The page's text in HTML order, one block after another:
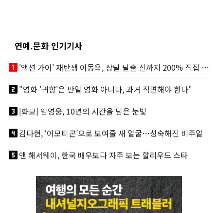
연예.문화 인기기사
looks_one
'액션 가이' 재탄생 이동욱, 상탈 탈출 신까지 200% 직접 소화
looks_two"영화 '귀향'은 반일 영화 아니다, 과거 직면해야 한다"
looks_3[화보] 임영웅, 10년의 시간을 담은 눈빛
looks_4김다현, ‘이모티콘’으로 보여줄 새 얼굴…성숙해진 비주얼
looks_5앤 해서웨이, 한국 배우보다 자주 보는 할리우드 스타